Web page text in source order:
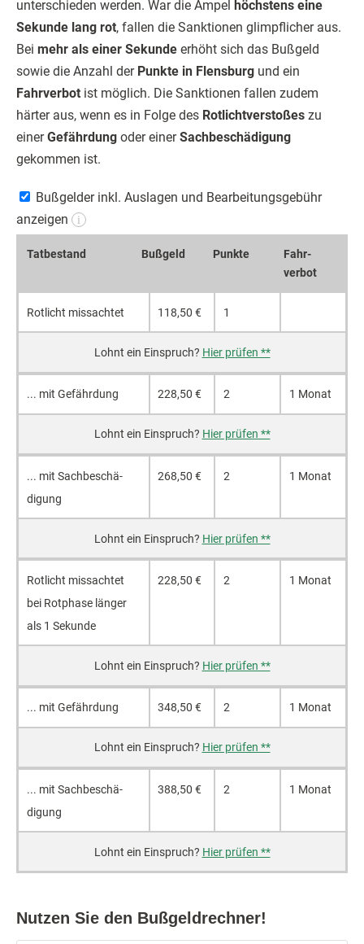
unterschieden werden. War die Ampel höchstens eine
Sekunde lang rot, fallen die Sanktionen glimpflicher aus.
Bei mehr als einer Sekunde erhöht sich das Bußgeld
sowie die Anzahl der Punkte in Flensburg und ein
Fahrverbot ist möglich. Die Sanktionen fallen zudem
härter aus, wenn es in Folge des Rotlichtverstoßes zu
einerGefährdung oder einerSachbeschädigung
gekommen ist.
Bußgelder inkl. Auslagen und Bearbeitungsgebühr
anzeigen
i
Tatbe­stand Bußgeld Punkte
Fahr­
verbot
Rotlicht miss­achtet 118,50 € 1
Hier prüfen **
... mit Gefähr­dung 228,50 € 2 1 Monat
Hier prüfen **
... mit Sach­beschä­
digung
268,50 € 2 1 Monat
Hier prüfen **
Rotlicht miss­achtet
bei Rotphase länger
als 1 Sekunde
228,50 € 2 1 Monat
Hier prüfen **
... mit Gefähr­dung 348,50 € 2 1 Monat
Hier prüfen **
... mit Sach­beschä­
digung
388,50 € 2 1 Monat
Hier prüfen **
Nutzen Sie den Bußgeldrechner!